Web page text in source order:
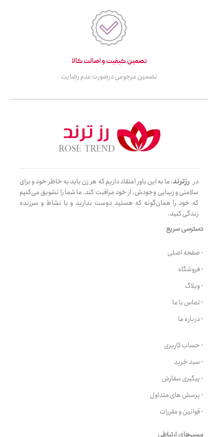
تصمین کیفیت و اصالت کالا
تضمین مرجوعی درصورت عدم رضایت
در رزترند، ما به این باور اعتقاد داریم که هر زن باید به خاطر خود و برای
سلامتی و زیبایی وجودش، از خود مراقبت کند. ما شما را تشویق می‌کنیم
که خود را همان‌گونه که هستید دوست بدارید و با نشاط و سرزنده
زندگی کنید.
دسترسی سریع
- صفحه اصلی
- فروشگاه
- وبلاگ
- تماس با ما
- درباره ما
- حساب کاربری
- سبد خرید
- پیگیری سفارش
- پرسش های متداول
- قوانین و مقررات